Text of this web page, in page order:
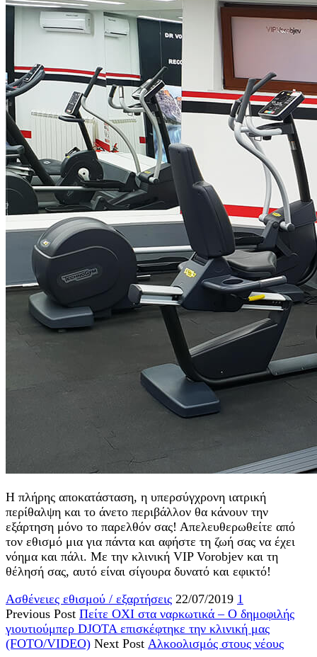
Η πλήρης αποκατάσταση, η υπερσύγχρονη ιατρική
περίθαλψη και το άνετο περιβάλλον θα κάνουν την
εξάρτηση μόνο το παρελθόν σας! Απελευθερωθείτε από
τον εθισμό μια για πάντα και αφήστε τη ζωή σας να έχει
νόημα και πάλι. Με την κλινική VIP Vorobjev και τη
θέλησή σας, αυτό είναι σίγουρα δυνατό και εφικτό!
Ασθένειες εθισμού / εξαρτήσεις 22/07/2019 1
Previous Post Πείτε ΟΧΙ στα ναρκωτικά – Ο δημοφιλής
γιουτιούμπερ DJOTA επισκέφτηκε την κλινική μας
(FOTO/VIDEO) Next Post Αλκοολισμός στους νέους